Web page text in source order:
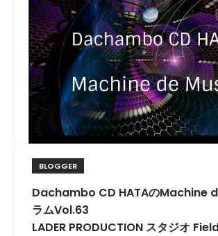
BLOGGER
Dachambo CD HATAのMachine
ラムVol.63
LADER PRODUCTION スタジオ